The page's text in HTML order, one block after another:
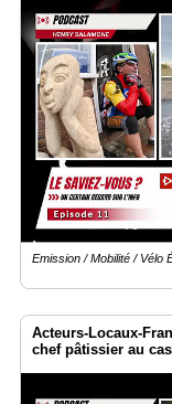
Emission / Mobilité / Vélo
Acteurs-Locaux-
chef pâtissier au